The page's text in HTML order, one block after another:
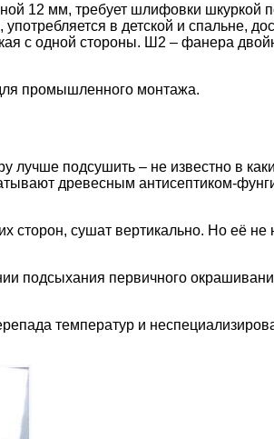
12 мм, требует шлифовки шкуркой
в детской и спальне,
с одной стороны. Ш2 – фанера
промышленного монтажа.
лучше подсушить – не известно в
древесным антисептиком-
сторон, сушат вертикально. Но её не
подсыхания первичного
температур и